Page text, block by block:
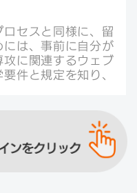
参加できます。注
合は、学校外でイ
またはアルバイト
注意点として、実
を超えてはいけま
ど、正規ルートを
ださい。
セスと同様に、留
は、事前に自分が
に関連するウェブ
件と規定を知り、
績表